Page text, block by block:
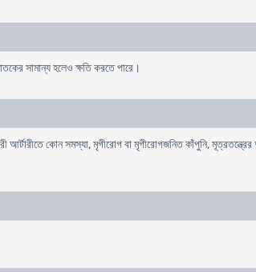
সামান্য হলেও ক্ষতি করতে পারে।
কোন সমস্যা, মৃগীরোগ বা মৃগীরোগজনিত কাঁপুনি, মূত্রতন্ত্রের